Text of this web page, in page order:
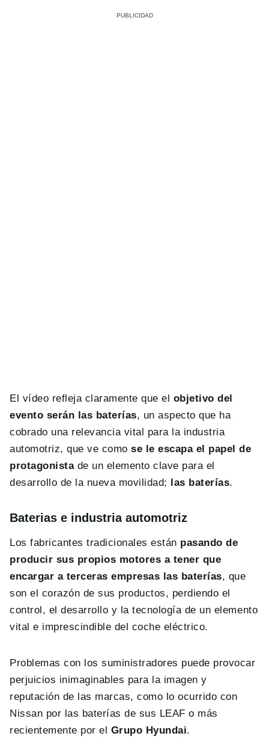
El vídeo refleja claramente que el objetivo del
evento serán las baterías, un aspecto que ha
cobrado una relevancia vital para la industria
automotriz, que ve comose le escapa el papel de
protagonistade un elemento clave para el
desarrollo de la nueva movilidad; las baterías.
Baterias e industria automotriz
Los fabricantes tradicionales están pasando de
producir sus propios motores a tener que
encargar a terceras empresas las baterías, que
son el corazón de sus productos, perdiendo el
control, el desarrollo y la tecnología de un elemento
vital e imprescindible del coche eléctrico.
Problemas con los suministradores puede provocar
perjuicios inimaginables para la imagen y
reputación de las marcas, como lo ocurrido con
Nissan por las baterías de sus LEAF o más
recientemente por el Grupo Hyundai.